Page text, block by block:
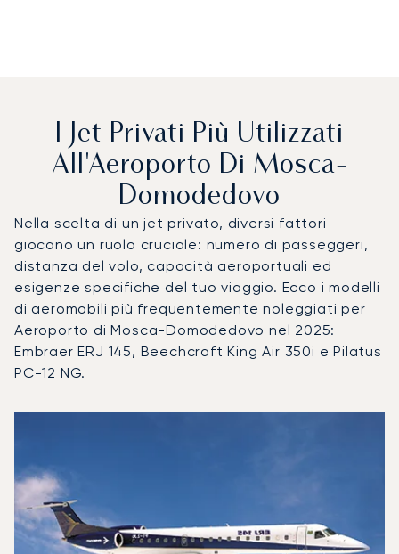
I Jet Privati Più Utilizzati
All'Aeroporto Di Mosca-
Domodedovo
Nella scelta di un jet privato, diversi fattori
giocano un ruolo cruciale: numero di passeggeri,
distanza del volo, capacità aeroportuali ed
esigenze specifiche del tuo viaggio. Ecco i modelli
di aeromobili più frequentemente noleggiati per
Aeroporto di Mosca-Domodedovo nel 2025:
Embraer ERJ 145, Beechcraft King Air 350i e Pilatus
PC-12 NG.
Autonomia (NM)